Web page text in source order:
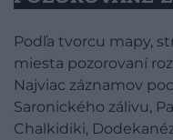
Podľa tvorcu mapy,
miesta pozorovaní
Najviac záznamov
Saronického zálivu,
Chalkidiki,